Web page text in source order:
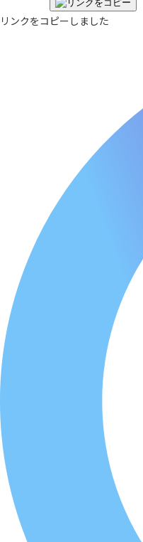
リンクをコピーしました